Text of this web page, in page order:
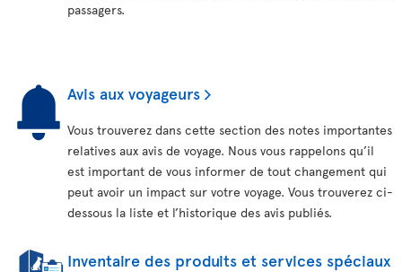
passagers.
Avis aux voyageurs
Vous trouverez dans cette section des notes importantes
relatives aux avis de voyage. Nous vous rappelons qu’il
est important de vous informer de tout changement qui
peut avoir un impact sur votre voyage. Vous trouverez ci-
dessous la liste et l’historique des avis publiés.
Inventaire des produits et services spéciaux